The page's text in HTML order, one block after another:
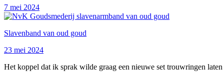
7 mei 2024
Slavenband van oud goud
23 mei 2024
Het koppel dat ik sprak wilde graag een nieuwe set trouwringen